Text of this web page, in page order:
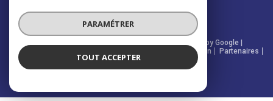
© 2026 | Tous droits réservés | Traduction powered by Google |
Nos honoraires
Admin
Partenaires
Politique RGPD
PARAMÉTRER
TOUT ACCEPTER